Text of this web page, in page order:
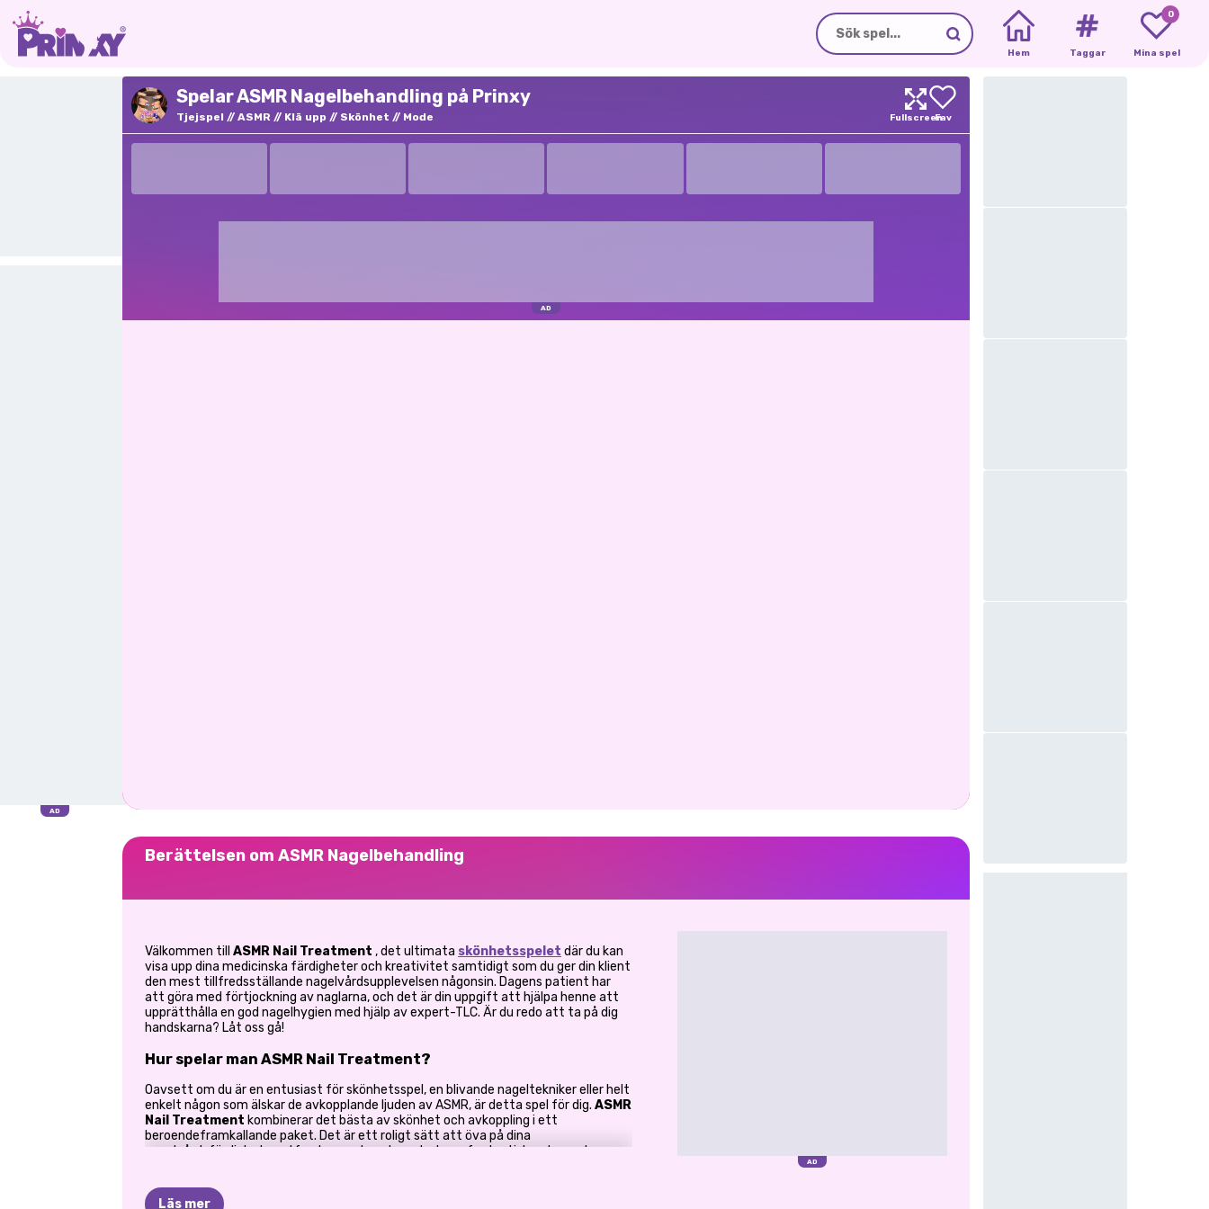
Hem Taggar
0
Mina spel
Spelar ASMR Nagelbehandling på Prinxy
Tjejspel ASMR Klä upp Skönhet Mode
Berättelsen om ASMR Nagelbehandling
Välkommen till ASMR Nail Treatment , det ultimata skönhetsspelet där du kan
visa upp dina medicinska färdigheter och kreativitet samtidigt som du ger din klient
den mest tillfredsställande nagelvårdsupplevelsen någonsin. Dagens patient har
att göra med förtjockning av naglarna, och det är din uppgift att hjälpa henne att
upprätthålla en god nagelhygien med hjälp av expert-TLC. Är du redo att ta på dig
handskarna? Låt oss gå!
Hur spelar man ASMR Nail Treatment?
Oavsett om du är en entusiast för skönhetsspel, en blivande nageltekniker eller helt
enkelt någon som älskar de avkopplande ljuden av ASMR, är detta spel för dig. ASMR
Nail Treatment kombinerar det bästa av skönhet och avkoppling i ett
beroendeframkallande paket. Det är ett roligt sätt att öva på dina
nagelvårdsfärdigheter, utforska nya trender och skapa fantastiska utseenden –
Ge de naglarna VIP-behandlingen
Läs mer